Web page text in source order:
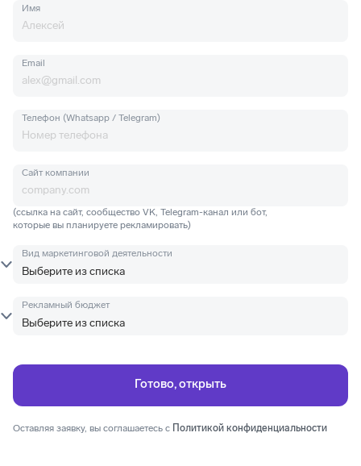
Имя
Email
Телефон (Whatsapp / Telegram)
Сайт компании
(ссылка на сайт, сообщество VK, Telegram-канал или бот,
которые вы планируете рекламировать)
Вид маркетинговой деятельности
Рекламный бюджет
Оставляя заявку, вы соглашаетесь с Политикой конфиденциальности